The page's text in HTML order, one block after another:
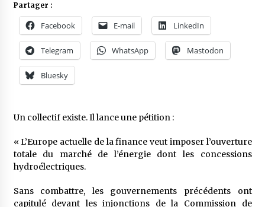
Partager :
Facebook E-mail LinkedIn
Telegram WhatsApp Mastodon
Bluesky
Un collectif existe. Il lance une pétition :
« L’Europe actuelle de la finance veut imposer l’ouverture
totale du marché de l’énergie dont les concessions
hydroélectriques.
Sans combattre, les gouvernements précédents ont
capitulé devant les injonctions de la Commission de